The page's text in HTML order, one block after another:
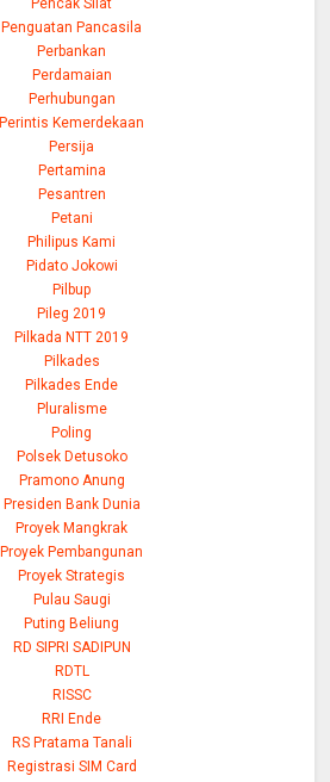
Pencak Silat
Penguatan Pancasila
Perbankan
Perdamaian
Perhubungan
Perintis Kemerdekaan
Persija
Pertamina
Pesantren
Petani
Philipus Kami
Pidato Jokowi
Pilbup
Pileg 2019
Pilkada NTT 2019
Pilkades
Pilkades Ende
Pluralisme
Poling
Polsek Detusoko
Pramono Anung
Presiden Bank Dunia
Proyek Mangkrak
Proyek Pembangunan
Proyek Strategis
Pulau Saugi
Puting Beliung
RD SIPRI SADIPUN
RDTL
RISSC
RRI Ende
RS Pratama Tanali
Registrasi SIM Card